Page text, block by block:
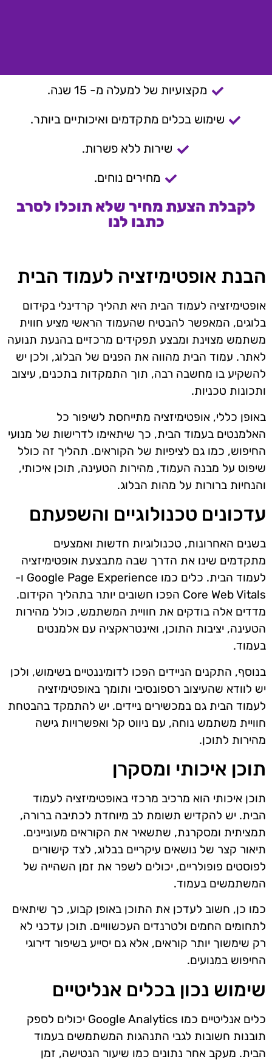
מקצועיות של למעלה מ- 15 שנה.
שימוש בכלים מתקדמים ואיכותיים ביותר.
שירות ללא פשרות.
מחירים נוחים.
לקבלת הצעת מחיר שלא תוכלו לסרב
כתבו לנו
הבנת אופטימיזציה לעמוד הבית
אופטימיזציה לעמוד הבית היא תהליך קרדינלי בקידום
בלוגים, המאפשר להבטיח שהעמוד הראשי מציע חווית
משתמש מצוינת ומבצע תפקידים מרכזיים בהנעת תנועה
לאתר. עמוד הבית מהווה את הפנים של הבלוג, ולכן יש
להשקיע בו מחשבה רבה, תוך התמקדות בתכנים, עיצוב
ותכונות טכניות.
באופן כללי, אופטימיזציה מתייחסת לשיפור כל
האלמנטים בעמוד הבית, כך שיתאימו לדרישות של מנועי
החיפוש, כמו גם לציפיות של הקוראים. תהליך זה כולל
שיפוט על מבנה העמוד, מהירות הטעינה, תוכן איכותי,
והנחיות ברורות על מהות הבלוג.
עדכונים טכנולוגיים והשפעתם
בשנים האחרונות, טכנולוגיות חדשות ואמצעים
מתקדמים שינו את הדרך שבה מתבצעת אופטימיזציה
לעמוד הבית. כלים כמו Google Page Experience ו-
Core Web Vitals הפכו חשובים יותר בתהליך הקידום.
מדדים אלה בודקים את חוויית המשתמש, כולל מהירות
הטעינה, יציבות התוכן, ואינטראקציה עם אלמנטים
בעמוד.
בנוסף, התקנים הניידים הפכו לדומיננטיים בשימוש, ולכן
יש לוודא שהעיצוב רספונסיבי ותומך באופטימיזציה
לעמוד הבית גם במכשירים ניידים. יש להתמקד בהבטחת
חוויית משתמש נוחה, עם ניווט קל ואפשרויות גישה
מהירות לתוכן.
תוכן איכותי ומסקרן
תוכן איכותי הוא מרכיב מרכזי באופטימיזציה לעמוד
הבית. יש להקדיש תשומת לב מיוחדת לכתיבה ברורה,
תמציתית ומסקרנת, שתשאיר את הקוראים מעוניינים.
תיאור קצר של נושאים עיקריים בבלוג, לצד קישורים
לפוסטים פופולריים, יכולים לשפר את זמן השהייה של
המשתמשים בעמוד.
כמו כן, חשוב לעדכן את התוכן באופן קבוע, כך שיתאים
לתחומים החמים ולטרנדים העכשוויים. תוכן עדכני לא
רק שימשוך יותר קוראים, אלא גם יסייע בשיפור דירוגי
החיפוש במנועים.
שימוש נכון בכלים אנליטיים
כלים אנליטיים כמו Google Analytics יכולים לספק
תובנות חשובות לגבי התנהגות המשתמשים בעמוד
הבית. מעקב אחר נתונים כמו שיעור הנטישה, זמן